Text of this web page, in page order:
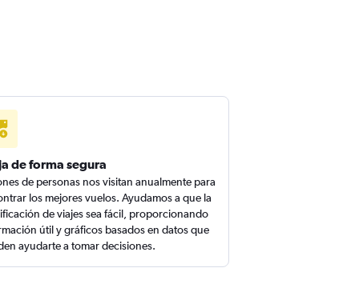
de forma segura
de personas nos visitan anualmente para
los mejores vuelos. Ayudamos a que la
de viajes sea fácil, proporcionando
útil y gráficos basados en datos que
ayudarte a tomar decisiones.